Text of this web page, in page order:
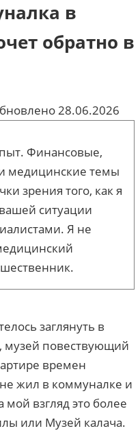
в
обратно в
28.06.2026
Финансовые,
медицинские темы
зрения того, как я
ситуации
Я не
заглянуть в
повествующий
времен
жил в коммуналке и
мой взгляд это более
или Музей калача.